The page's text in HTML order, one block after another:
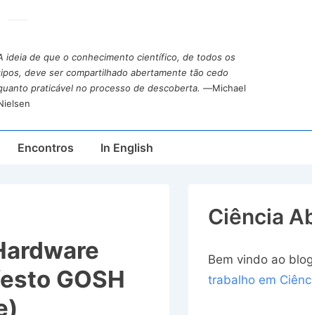
ideia de que o conhecimento científico, de todos os
deve ser compartilhado abertamente tão cedo
praticável no processo de descoberta. —Michael
Encontros In English
GOSH
Ciência
Bem vindo ao
trabalho em